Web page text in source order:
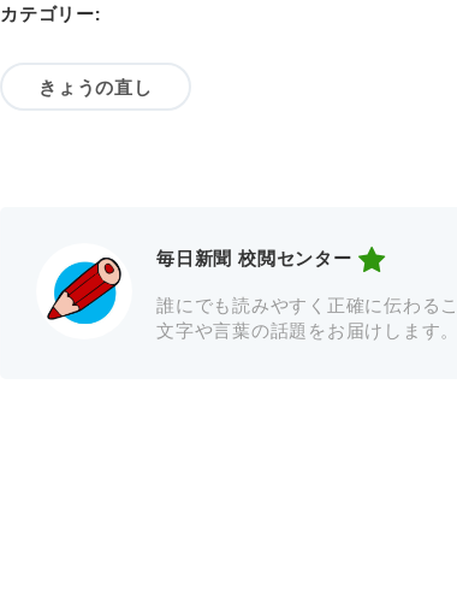
カテゴリー:
きょうの直し
毎日新聞 校閲センター
誰にでも読みやすく正確に伝わる
文字や言葉の話題をお届けします。